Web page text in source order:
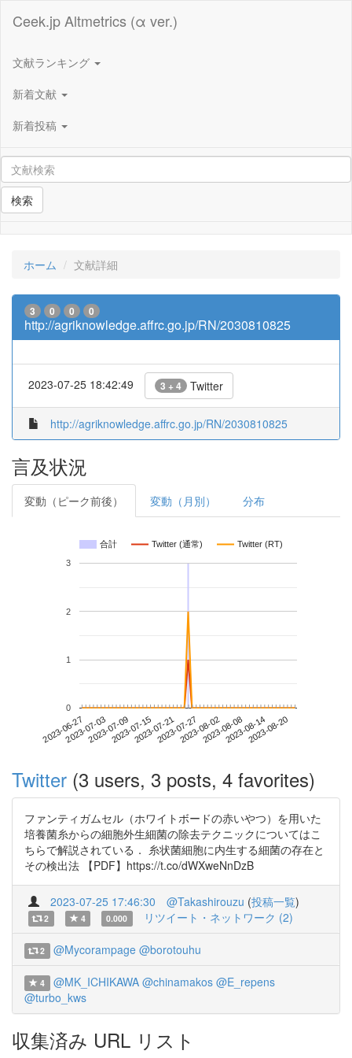
Ceek.jp Altmetrics (α ver.)
文献ランキング
新着文献
新着投稿
検索
ホーム 文献詳細
3 0 0 0
http://agriknowledge.affrc.go.jp/RN/2030810825
2023-07-25 18:42:49 3 + 4 Twitter
http://agriknowledge.affrc.go.jp/RN/2030810825
言及状況
変動（ピーク前後） 変動（月別） 分布
合計 Twitter (通常) Twitter (RT)
2023-06-272023-07-032023-07-092023-07-152023-07-212023-07-272023-08-022023-08-082023-08-142023-08-20
0
1
2
3
Twitter (3 users, 3 posts, 4 favorites)
ファンティガムセル（ホワイトボードの赤いやつ）を用いた
培養菌糸からの細胞外生細菌の除去テクニックについてはこ
ちらで解説されている． 糸状菌細胞に内生する細菌の存在と
その検出法 【PDF】https://t.co/dWXweNnDzB
2023-07-25 17:46:30 @Takashirouzu (投稿一覧)
2 4 0.000 リツイート・ネットワーク (2)
2 @Mycorampage @borotouhu
4 @MK_ICHIKAWA @chinamakos @E_repens
@turbo_kws
収集済み URL リスト